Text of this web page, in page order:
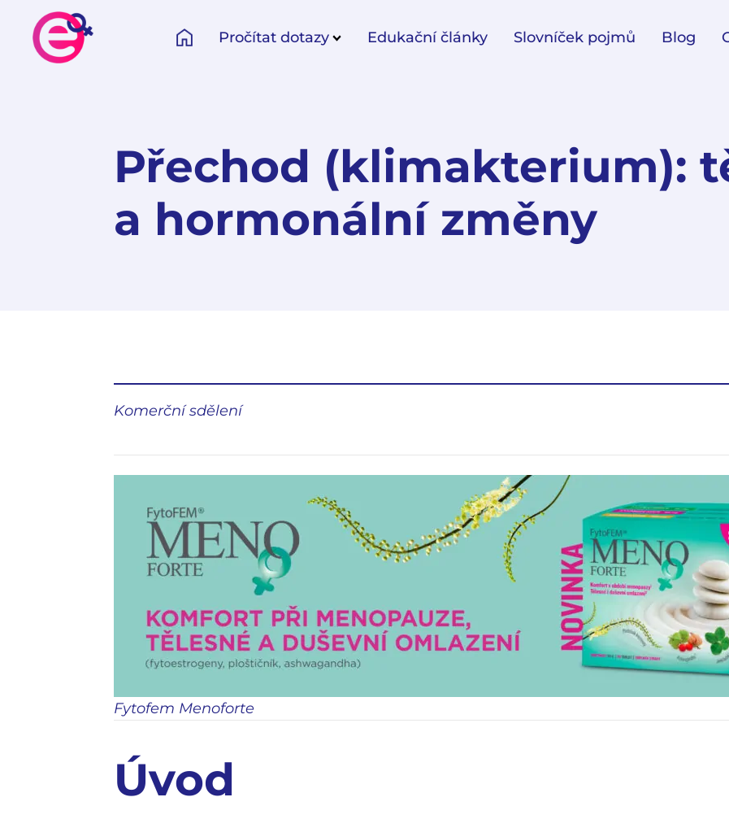
Pročítat dotazy Edukační články Slovníček pojmů Blog
Přechod (klimakterium):
a hormonální změny
Komerční sdělení
Fytofem Menoforte
Úvod